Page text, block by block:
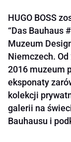
HUGO BOSS
“Das Bauhaus
Muzeum
Niemczech.
2016 muzeum
eksponaty
kolekcji
galerii na
Bauhausu i